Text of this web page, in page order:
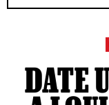
DATE